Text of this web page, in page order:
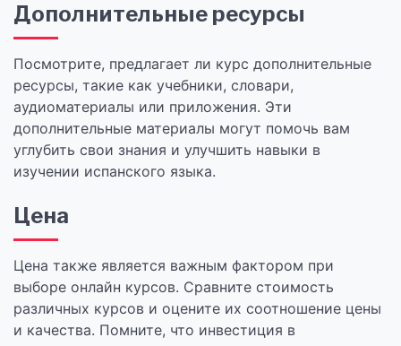
Дополнительные ресурсы
Посмотрите, предлагает ли курс дополнительные
ресурсы, такие как учебники, словари,
аудиоматериалы или приложения. Эти
дополнительные материалы могут помочь вам
углубить свои знания и улучшить навыки в
изучении испанского языка.
Цена
Цена также является важным фактором при
выборе онлайн курсов. Сравните стоимость
различных курсов и оцените их соотношение цены
и качества. Помните, что инвестиция в